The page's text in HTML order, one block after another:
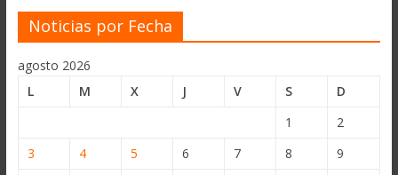
Noticias por Fecha
agosto 2026
L
M X J V S
D
1
2
3
4 5 6 7 8
9